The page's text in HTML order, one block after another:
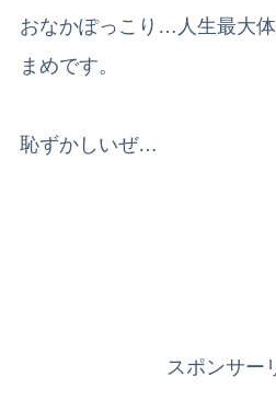
おなかぽっこり…人生最大
まめです。
恥ずかしいぜ…
スポンサー